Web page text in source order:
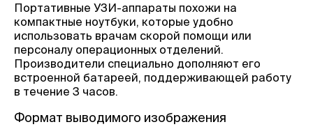
Портативные УЗИ-аппараты похожи на
компактные ноутбуки, которые удобно
использовать врачам скорой помощи или
персоналу операционных отделений.
Производители специально дополняют его
встроенной батареей, поддерживающей работу
в течение 3 часов.
Формат выводимого изображения